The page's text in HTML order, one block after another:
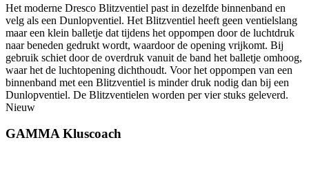
Het moderne Dresco Blitzventiel past in dezelfde binnenband en
velg als een Dunlopventiel. Het Blitzventiel heeft geen ventielslang
maar een klein balletje dat tijdens het oppompen door de luchtdruk
naar beneden gedrukt wordt, waardoor de opening vrijkomt. Bij
gebruik schiet door de overdruk vanuit de band het balletje omhoog,
waar het de luchtopening dichthoudt. Voor het oppompen van een
binnenband met een Blitzventiel is minder druk nodig dan bij een
Dunlopventiel. De Blitzventielen worden per vier stuks geleverd.
Nieuw
GAMMA Kluscoach